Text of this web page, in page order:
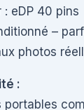
: eDP 40 pins
–
photos
:
portables